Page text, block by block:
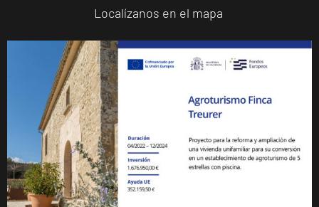
Localízanos en el mapa